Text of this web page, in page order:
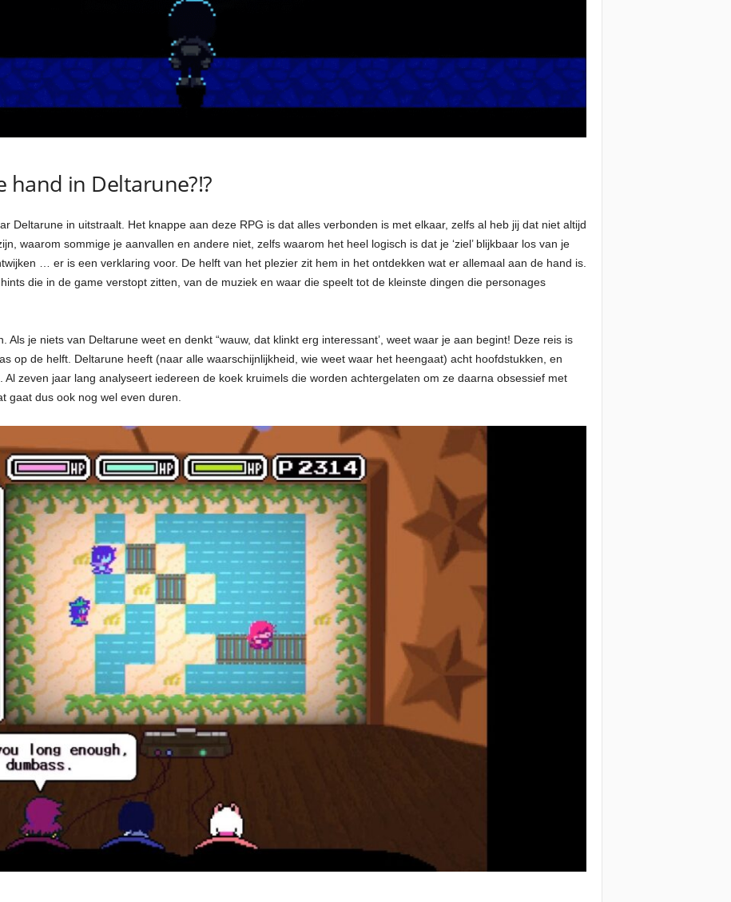
hand in Deltarune?!?
Deltarune in uitstraalt. Het knappe aan deze RPG is dat alles verbonden is met elkaar, zelfs al heb jij dat niet altijd
waarom sommige je aanvallen en andere niet, zelfs waarom het heel logisch is dat je ‘ziel’ blijkbaar los van je
… er is een verklaring voor. De helft van het plezier zit hem in het ontdekken wat er allemaal aan de hand is.
die in de game verstopt zitten, van de muziek en waar die speelt tot de kleinste dingen die personages
Als je niets van Deltarune weet en denkt “wauw, dat klinkt erg interessant’, weet waar je aan begint! Deze reis is
op de helft. Deltarune heeft (naar alle waarschijnlijkheid, wie weet waar het heengaat) acht hoofdstukken, en
Al zeven jaar lang analyseert iedereen de koek kruimels die worden achtergelaten om ze daarna obsessief met
gaat dus ook nog wel even duren.